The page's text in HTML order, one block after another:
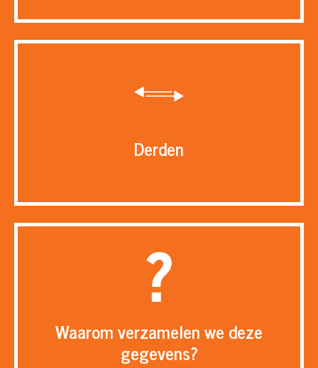
Derden
Waarom verzamelen we deze
gegevens?